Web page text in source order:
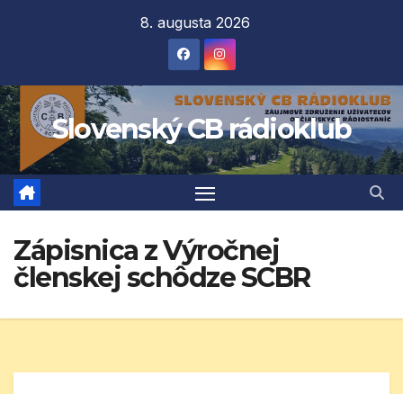
8. augusta 2026
Slovenský CB rádioklub
Zápisnica z Výročnej
členskej schôdze SCBR